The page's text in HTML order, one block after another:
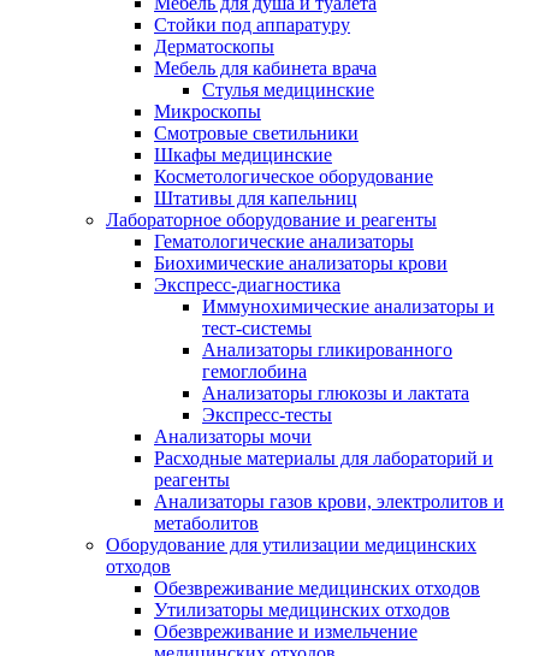
Стойки под аппаратуру
Дерматоскопы
Мебель для кабинета врача
Стулья медицинские
Микроскопы
Смотровые светильники
Шкафы медицинские
Косметологическое оборудование
Штативы для капельниц
Лабораторное оборудование и реагенты
Гематологические анализаторы
Биохимические анализаторы крови
Экспресс-диагностика
Иммунохимические анализаторы и
тест-системы
Анализаторы гликированного
гемоглобина
Анализаторы глюкозы и лактата
Экспресс-тесты
Анализаторы мочи
Расходные материалы для лабораторий и
реагенты
Анализаторы газов крови, электролитов и
метаболитов
Оборудование для утилизации медицинских
отходов
Обезвреживание медицинских отходов
Утилизаторы медицинских отходов
Обезвреживание и измельчение